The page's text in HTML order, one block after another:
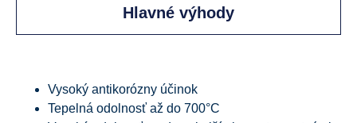
Hlavné výhody
Vysoký antikorózny účinok
Tepelná odolnosť až do 700°C